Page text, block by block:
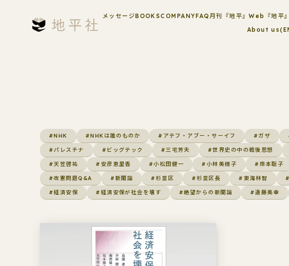
メッセージBOOKS COMPANYFAQ 月刊『地平』Web『地平』
About
#NHK #NHKは誰のものか #アテフ・アブー・サーイフ #ガザ
#パレスチナ #ビッグテック #三宅芳夫 #世界史の中の戦後思想
#天笠啓祐 #安彦恵里香 #小松田健一 #小林美穂子 #岸本聡子
#改憲問題Q&A #新聞論 #杉並区 #杉並区長 #東海林智
#経済安保 #経済安保が社会を壊す #絶望からの新聞論 #遠藤美幸